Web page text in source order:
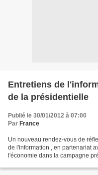
Entretiens de
de la présidentielle
Publié le 30/01/2012 à 07:00
Par France
Un nouveau rendez-vous de
de l'information , en partenariat
l'économie dans la campagne